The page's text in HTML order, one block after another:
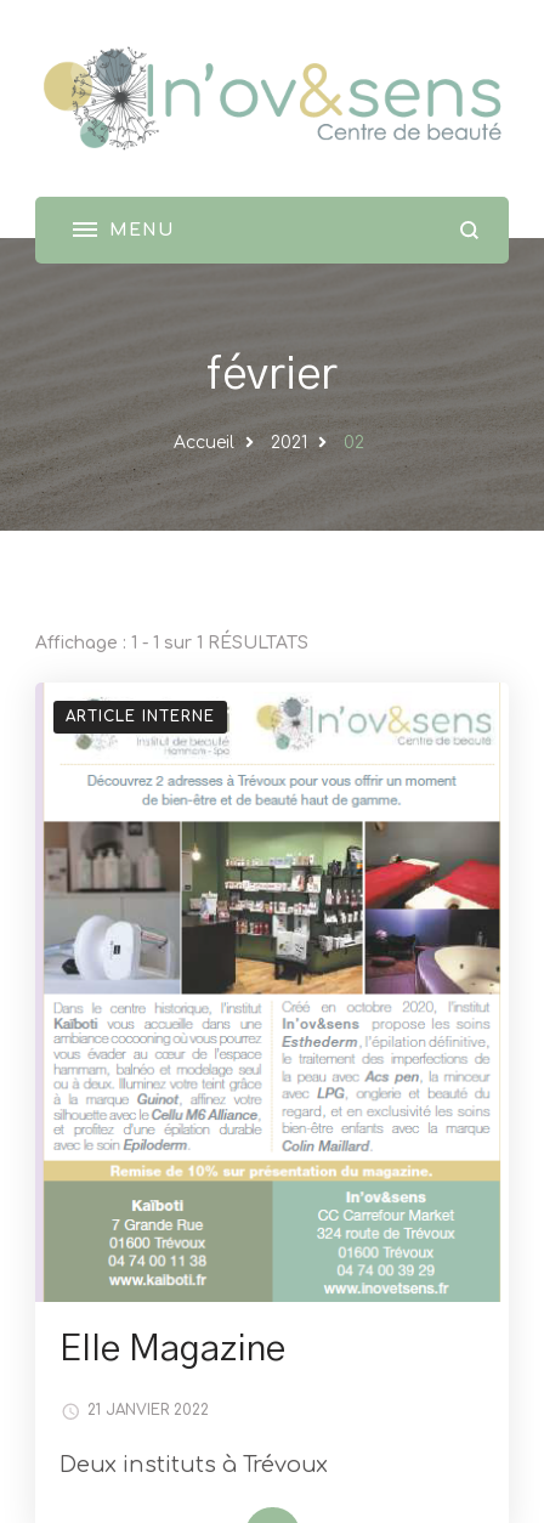
WordPress
Un site utilisant WordPress
février
Accueil 2021 02
Affichage : 1 - 1 sur 1 RÉSULTATS
ARTICLE INTERNE
Elle Magazine
21 JANVIER 2022
Deux instituts à Trévoux